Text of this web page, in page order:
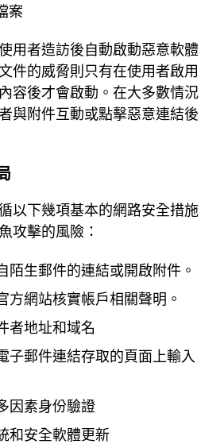
案
用者造訪後自動啟動惡意軟體
件的威脅則只有在使用者啟用
容後才會啟動。在大多數情況
與附件互動或點擊惡意連結後
以下幾項基本的網路安全措施
攻擊的風險：
陌生郵件的連結或開啟附件。
方網站核實帳戶相關聲明。
者地址和域名
子郵件連結存取的頁面上輸入
因素身份驗證
和安全軟體更新